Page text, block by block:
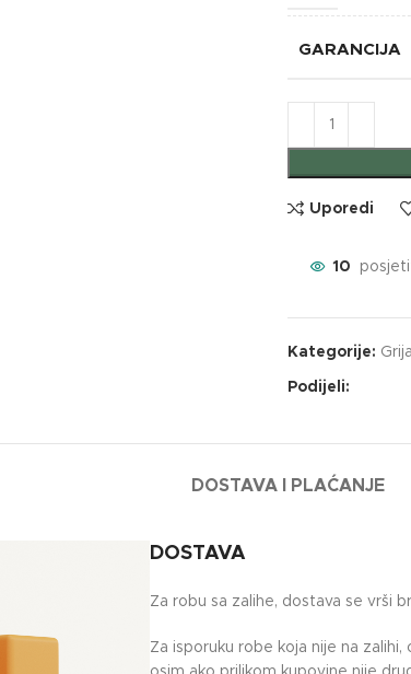
GARANCIJA
Uporedi
10
Kategorije:
Podijeli:
DOSTAVA I PLAĆANJE
DOSTAVA
Za robu sa zalihe, dostava se vrši
Za isporuku robe koja nije na